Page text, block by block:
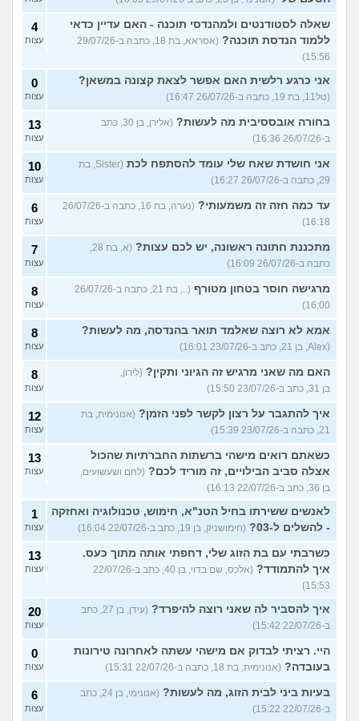
שאלה לסטודנטים ולמהנדסי תוכנה - האם עדיין כדאי
ללמוד הנדסת תוכנה?
(אסראא, בת 18, כתבה ב-29/07/26
15:56)
4
עצות
אני כרגע רלשית האם אפשר לצאת קצונה במשאן?
(טל11, בת 19, כתבה ב-26/07/26 16:47)
0
עצות
בחורה אובססיבית מה לעשות?
(אלירן, בן 30, כתב
ב-26/07/26 16:36)
13
עצות
אני חושדת שאח שלי עומד להסתפח לכת
(Sister, בת
29, כתבה ב-26/07/26 16:27)
10
עצות
עד כמה חזה זה משמעותי?
(נערה, בת 16, כתבה ב-26/07/26
16:18)
6
עצות
מתכננת חתונה ראשונה, יש לכם עצות?
כתבה ב-26/07/26 16:09)
7
עצות
מרגישה חוסר בטחון מטורף
(.., בת 21, כתבה ב-26/07/26
16:00)
8
עצות
אמא לא רוצה שאלמד תואר בהנדסה, מה לעשות?
(Alex, בן 21, כתב ב-23/07/26 16:01)
8
עצות
האם מה שאני מרגיש זה הגיוני ותקין? (לירון,
בן 31, כתב ב-23/07/26 15:50)
8
עצות
איך להתגבר על רצון לקשר לפני הזמן? (אנונימית, בת
21, כתבה ב-23/07/26 15:39)
12
עצות
כשאתם רואים מישהי ברשתות החברתיות שהכול
אצלה סביב הבילויים, זה מוריד לכם? (לחם ושעשועים,
בן 36, כתב ב-22/07/26 16:13)
13
עצות
לאנשים ששירתו בחיל הטנ"א, חימוש, טכנולוגיה ואחזקה
- להשלים ל-03?
(חימושניק, בן 19, כתב ב-22/07/26 16:04)
1
עצות
כשרבתי עם בת הזוג שלי, דחפתי אותה מתוך כעס.
איך להתמודד?
(אלכס, שם בדוי, בן 40, כתב ב-22/07/26
15:53)
13
עצות
איך להסביר לה שאני רוצה להיפרד?
(עידן, בן 27, כתב
ב-22/07/26 15:42)
20
עצות
היי. רציתי לבדוק אם מישהי עשתה לאחרונה טירונות
בעובדה? (אנונימית, בת 18, כתבה ב-22/07/26 15:31)
0
עצות
בעיות ביני לבית הזוג, מה לעשות?
(אנונימי, בן 24, כתב
ב-22/07/26 15:22)
6
עצות